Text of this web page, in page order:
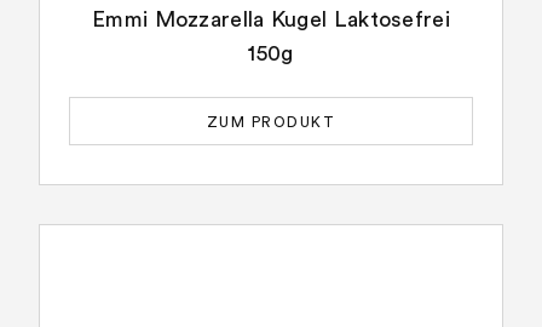
Emmi Mozzarella Kugel Laktosefrei
150g
ZUM PRODUKT